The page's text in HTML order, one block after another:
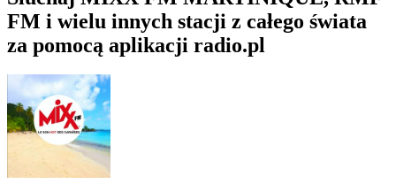
FM i wielu innych stacji z całego świata
za pomocą aplikacji radio.pl